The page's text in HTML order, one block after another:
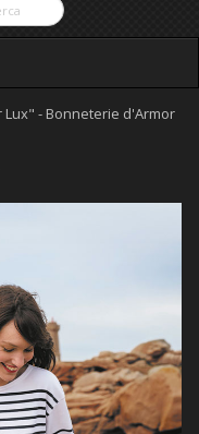
Lux" - Bonneterie d'Armor